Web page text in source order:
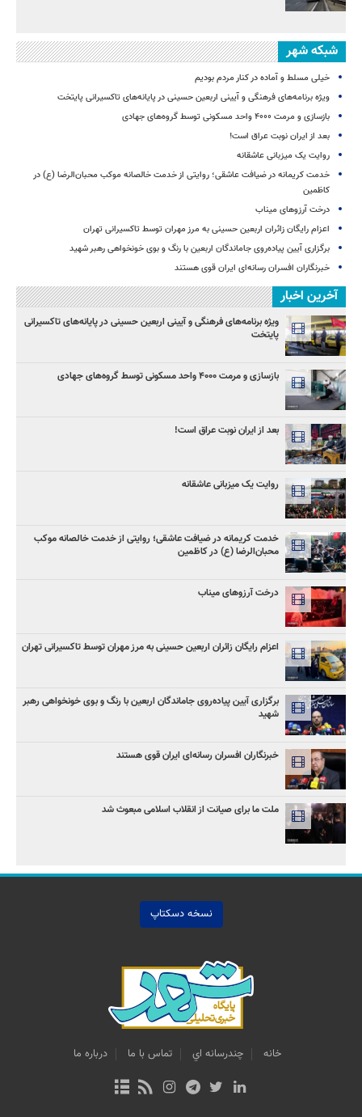
شبکه شهر
خیلی مسلط و آماده در کنار مردم بودیم
ویژه برنامه‌های فرهنگی و آیینی اربعین حسینی در پایانه‌های تاکسیرانی پایتخت
بازسازی و مرمت ۴۰۰۰ واحد مسکونی توسط گروه‌های جهادی
بعد از ایران نوبت عراق است!
روایت یک میزبانی عاشقانه
خدمت کریمانه در ضیافت عاشقی؛ روایتی از خدمت خالصانه موکب محبان‌الرضا (ع) در
کاظمین
درخت آرزوهای میناب
اعزام رایگان زائران اربعین حسینی به مرز مهران توسط تاکسیرانی تهران
برگزاری آیین پیاده‌روی جاماندگان اربعین با رنگ و بوی خونخواهی رهبر شهید
خبرنگاران افسران رسانه‌ای ایران قوی هستند
آخرین اخبار
ویژه برنامه‌های فرهنگی و آیینی اربعین حسینی در پایانه‌های تاکسیرانی
پایتخت
بازسازی و مرمت ۴۰۰۰ واحد مسکونی توسط گروه‌های جهادی
بعد از ایران نوبت عراق است!
روایت یک میزبانی عاشقانه
خدمت کریمانه در ضیافت عاشقی؛ روایتی از خدمت خالصانه موکب
محبان‌الرضا (ع) در کاظمین
درخت آرزوهای میناب
اعزام رایگان زائران اربعین حسینی به مرز مهران توسط تاکسیرانی تهران
برگزاری آیین پیاده‌روی جاماندگان اربعین با رنگ و بوی خونخواهی رهبر
شهید
خبرنگاران افسران رسانه‌ای ایران قوی هستند
ملت ما برای صیانت از انقلاب اسلامی مبعوث شد
نسخه دسکتاپ
خانه چندرسانه اي تماس با ما درباره ما